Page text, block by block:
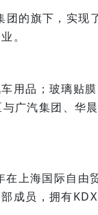
的旗下，实现
。
用品；玻璃贴
广汽集团、华
上海国际自由
成员，拥有